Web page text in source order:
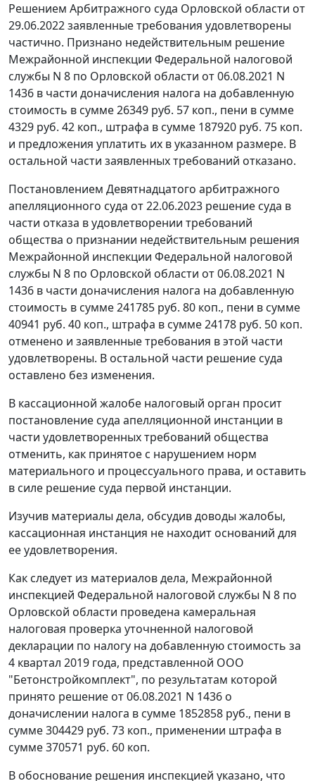
Решением Арбитражного суда Орловской области от
29.06.2022 заявленные требования удовлетворены
частично. Признано недействительным решение
Межрайонной инспекции Федеральной налоговой
службы N 8 по Орловской области от 06.08.2021 N
1436 в части доначисления налога на добавленную
стоимость в сумме 26349 руб. 57 коп., пени в сумме
4329 руб. 42 коп., штрафа в сумме 187920 руб. 75 коп.
и предложения уплатить их в указанном размере. В
остальной части заявленных требований отказано.
Постановлением Девятнадцатого арбитражного
апелляционного суда от 22.06.2023 решение суда в
части отказа в удовлетворении требований
общества о признании недействительным решения
Межрайонной инспекции Федеральной налоговой
службы N 8 по Орловской области от 06.08.2021 N
1436 в части доначисления налога на добавленную
стоимость в сумме 241785 руб. 80 коп., пени в сумме
40941 руб. 40 коп., штрафа в сумме 24178 руб. 50 коп.
отменено и заявленные требования в этой части
удовлетворены. В остальной части решение суда
оставлено без изменения.
В кассационной жалобе налоговый орган просит
постановление суда апелляционной инстанции в
части удовлетворенных требований общества
отменить, как принятое с нарушением норм
материального и процессуального права, и оставить
в силе решение суда первой инстанции.
Изучив материалы дела, обсудив доводы жалобы,
кассационная инстанция не находит оснований для
ее удовлетворения.
Как следует из материалов дела, Межрайонной
инспекцией Федеральной налоговой службы N 8 по
Орловской области проведена камеральная
налоговая проверка уточненной налоговой
декларации по налогу на добавленную стоимость за
4 квартал 2019 года, представленной ООО
"Бетонстройкомплект", по результатам которой
принято решение от 06.08.2021 N 1436 о
доначислении налога в сумме 1852858 руб., пени в
сумме 304429 руб. 73 коп., применении штрафа в
сумме 370571 руб. 60 коп.
В обоснование решения инспекцией указано, что